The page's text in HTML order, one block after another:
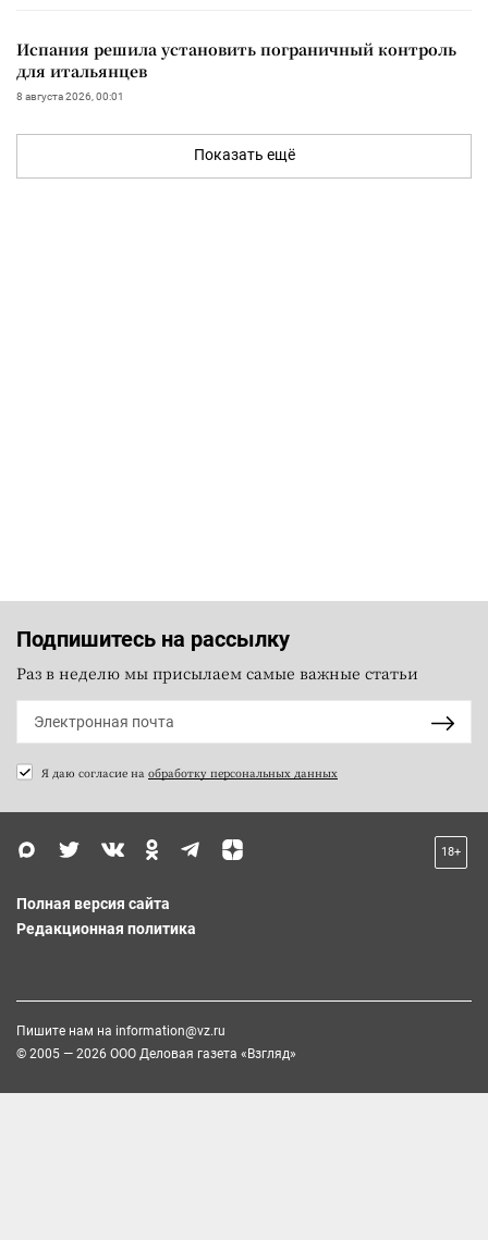
Испания решила установить пограничный контроль
для итальянцев
8 августа 2026, 00:01
Показать ещё
Подпишитесь на рассылку
Раз в неделю мы присылаем самые важные статьи
Я даю согласие на обработку персональных данных
18+
Полная версия сайта
Редакционная политика
Пишите нам на information@vz.ru
© 2005 — 2026 ООО Деловая газета «Взгляд»